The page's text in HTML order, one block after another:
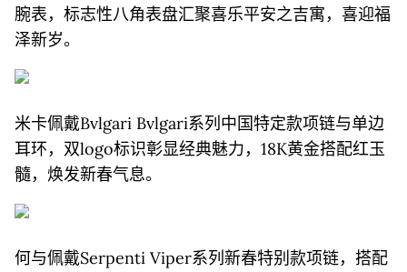
腕表，标志性八角表盘汇聚喜乐平安之吉寓，喜迎福
泽新岁。
米卡佩戴Bvlgari Bvlgari系列中国特定款项链与单边
耳环，双logo标识彰显经典魅力，18K黄金搭配红玉
髓，焕发新春气息。
何与佩戴Serpenti Viper系列新春特别款项链，搭配